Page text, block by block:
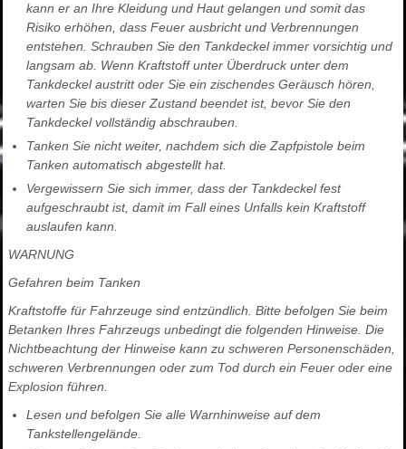
kann er an Ihre Kleidung und Haut gelangen und somit das
Risiko erhöhen, dass Feuer ausbricht und Verbrennungen
entstehen. Schrauben Sie den Tankdeckel immer vorsichtig und
langsam ab. Wenn Kraftstoff unter Überdruck unter dem
Tankdeckel austritt oder Sie ein zischendes Geräusch hören,
warten Sie bis dieser Zustand beendet ist, bevor Sie den
Tankdeckel vollständig abschrauben.
Tanken Sie nicht weiter, nachdem sich die Zapfpistole beim
Tanken automatisch abgestellt hat.
Vergewissern Sie sich immer, dass der Tankdeckel fest
aufgeschraubt ist, damit im Fall eines Unfalls kein Kraftstoff
auslaufen kann.
WARNUNG
Gefahren beim Tanken
Kraftstoffe für Fahrzeuge sind entzündlich. Bitte befolgen Sie beim
Betanken Ihres Fahrzeugs unbedingt die folgenden Hinweise. Die
Nichtbeachtung der Hinweise kann zu schweren Personenschäden,
schweren Verbrennungen oder zum Tod durch ein Feuer oder eine
Explosion führen.
Lesen und befolgen Sie alle Warnhinweise auf dem
Tankstellengelände.